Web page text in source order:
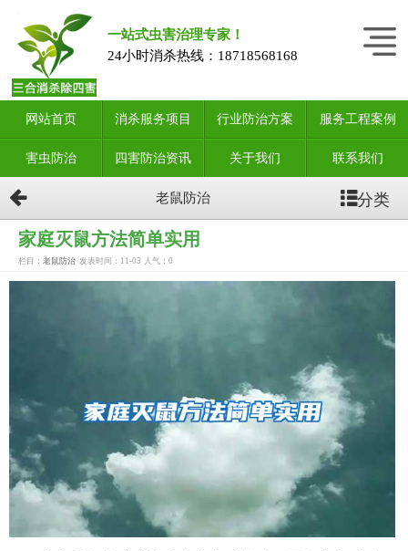
一站式虫害治理专家！
24小时消杀热线： 18718568168
网站首页 消杀服务项目 行业防治方案 服务工程案例
害虫防治 四害防治资讯 关于我们 联系我们
老鼠防治 分类
家庭灭鼠方法简单实用
栏目： 老鼠防治 发表时间：11-03 人气： 0